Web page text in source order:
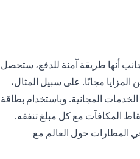
أنها طريقة آمنة للدفع، ستحصل
المزايا مجانًا. على سبيل المثال،
المجانية. وباستخدام بطاقة
المكافآت مع كل مبلغ تنفقه.
المطارات حول العالم مع